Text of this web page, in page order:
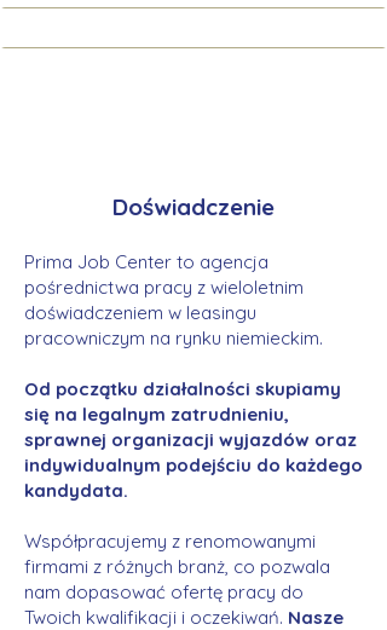
Doświadczenie
Prima Job Center to agencja
pośrednictwa pracy z wieloletnim
doświadczeniem w leasingu
pracowniczym na rynku niemieckim.
Od początku działalności skupiamy
się na legalnym zatrudnieniu,
sprawnej organizacji wyjazdów oraz
indywidualnym podejściu do każdego
kandydata.
Współpracujemy z renomowanymi
firmami z różnych branż, co pozwala
nam dopasować ofertę pracy do
Twoich kwalifikacji i oczekiwań. Nasze